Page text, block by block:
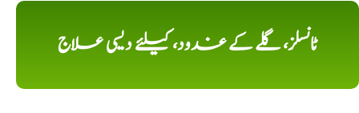
ٹانسلز، گلے کے غدود، کیلئے دیسی علاج